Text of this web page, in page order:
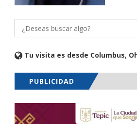
Tu visita es desde Columbus,
PUBLICIDAD